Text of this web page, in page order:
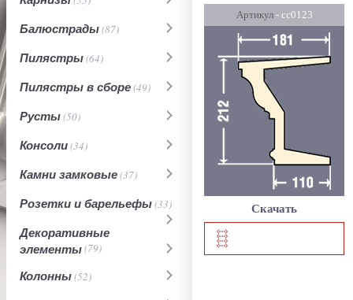
Балюстрады(87)
Пилястры(64)
Пилястры в сборе(49)
Русты(50)
Консоли(34)
Камни замковые(37)
Розетки и барельефы(33)
Декоративные
элементы(79)
Колонны(52)
Артикул- сс0123
Скачать